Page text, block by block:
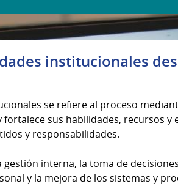
institucionales
se refiere al proceso
sus habilidades, recursos y
y responsabilidades.
interna, la toma de
y la mejora de los sistemas y